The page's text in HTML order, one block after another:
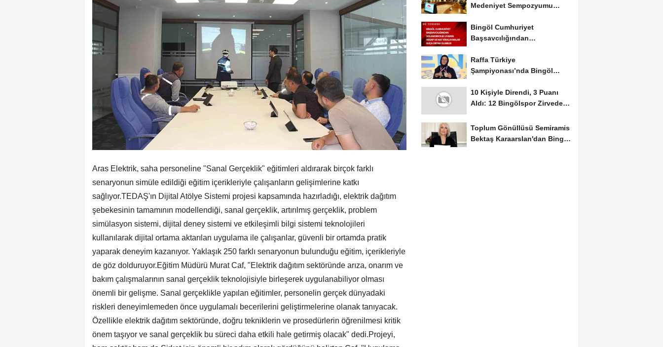
Aras Elektrik, saha personeline "Sanal Gerçeklik" eğitimleri aldırarak birçok farklı
senaryonun simüle edildiği eğitim içerikleriyle çalışanların gelişimlerine katkı
sağlıyor.TEDAŞ'ın Dijital Atölye Sistemi projesi kapsamında hazırladığı, elektrik dağıtım
şebekesinin tamamının modellendiği, sanal gerçeklik, artırılmış gerçeklik, problem
simülasyon sistemi, dijital deney sistemi ve etkileşimli bilgi sistemi teknolojileri
kullanılarak dijital ortama aktarılan uygulama ile çalışanlar, güvenli bir ortamda pratik
yaparak deneyim kazanıyor. Yaklaşık 250 farklı senaryonun bulunduğu eğitim, içerikleriyle
de göz dolduruyor.Eğitim Müdürü Murat Caf, "Elektrik dağıtım sektöründe arıza, onarım ve
bakım çalışmalarının sanal gerçeklik teknolojisiyle birleşerek uygulanabiliyor olması
önemli bir gelişme. Sanal gerçeklikle yapılan eğitimler, personelin gerçek dünyadaki
riskleri deneyimlemeden önce uygulamalı becerilerini geliştirmelerine olanak tanıyacak.
Özellikle elektrik dağıtım sektöründe, doğru tekniklerin ve prosedürlerin öğrenilmesi kritik
önem taşıyor ve sanal gerçeklik bu süreci daha etkili hale getirmiş olacak" dedi.Projeyi,
Medeniyet Sempozyumu
Bingöl Cumhuriyet
Başsavcılığından
Raffa Türkiye
Şampiyonası’nda Bingöl
10 Kişiyle Direndi, 3 Puanı
Aldı: 12 Bingölspor Zirvedeki
Toplum Gönüllüsü Semiramis
Bektaş Karaarslan'dan Bingöl